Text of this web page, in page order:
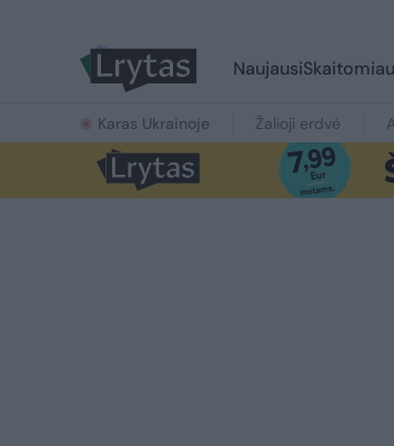
Naujausi
Karas Ukrainoje Žalioji erdvė